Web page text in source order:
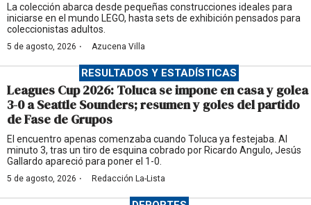
La colección abarca desde pequeñas construcciones ideales para
iniciarse en el mundo LEGO, hasta sets de exhibición pensados para
coleccionistas adultos.
5 de agosto, 2026 · Azucena Villa
RESULTADOS Y ESTADÍSTICAS
Leagues Cup 2026: Toluca se impone en casa y golea
3-0 a Seattle Sounders; resumen y goles del partido
de Fase de Grupos
El encuentro apenas comenzaba cuando Toluca ya festejaba. Al
minuto 3, tras un tiro de esquina cobrado por Ricardo Angulo, Jesús
Gallardo apareció para poner el 1-0.
5 de agosto, 2026 · Redacción La-Lista